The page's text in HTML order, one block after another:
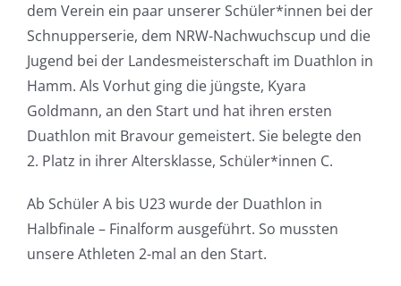
dem Verein ein paar unserer Schüler*innen bei der
Schnupperserie, dem NRW-Nachwuchscup und die
Jugend bei der Landesmeisterschaft im Duathlon in
Hamm. Als Vorhut ging die jüngste, Kyara
Goldmann, an den Start und hat ihren ersten
Duathlon mit Bravour gemeistert. Sie belegte den
2. Platz in ihrer Altersklasse, Schüler*innen C.
Ab Schüler A bis U23 wurde der Duathlon in
Halbfinale – Finalform ausgeführt. So mussten
unsere Athleten 2-mal an den Start.